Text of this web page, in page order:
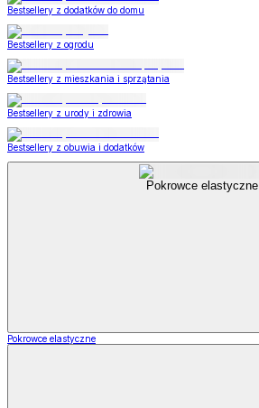
Bestsellery z dodatków do domu
Bestsellery z ogrodu
Bestsellery z mieszkania i sprzątania
Bestsellery z urody i zdrowia
Bestsellery z obuwia i dodatków
Pokrowce elastyczne
Pokrowce elastyczne